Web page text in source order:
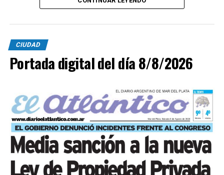
CIUDAD
Portada digital del día 8/8/2026